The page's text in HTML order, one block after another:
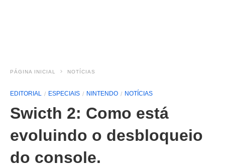
PÁGINA INICIAL NOTÍCIAS
EDITORIAL ESPECIAIS NINTENDO NOTÍCIAS
Swicth 2: Como está
evoluindo o desbloqueio
do console.